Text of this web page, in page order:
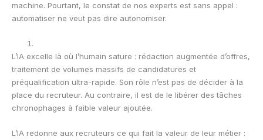
machine. Pourtant, le constat de nos experts est sans appel :
automatiser ne veut pas dire autonomiser.
L’IA excelle là où l’humain sature : rédaction augmentée d’offres,
traitement de volumes massifs de candidatures et
préqualification ultra-rapide. Son rôle n’est pas de décider à la
place du recruteur. Au contraire, il est de le libérer des tâches
chronophages à faible valeur ajoutée.
L’IA redonne aux recruteurs ce qui fait la valeur de leur métier :